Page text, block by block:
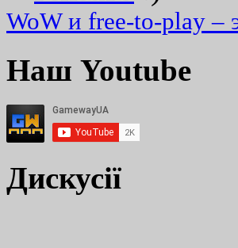
WoW и free-to-play –
Наш Youtube
Дискусії